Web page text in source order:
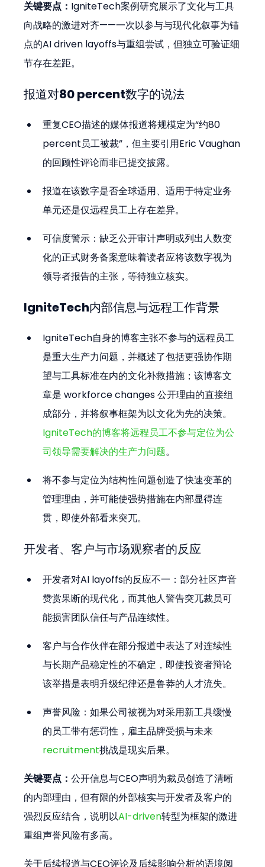
关键要点： IgniteTech案例研究展示了文化与工具
向战略的激进对齐——一次以参与与现代化叙事为锚
点的AI driven layoffs与重组尝试，但独立可验证细
节存在差距。
报道对80 percent数字的说法
重复CEO描述的媒体报道将规模定为“约80
percent员工被裁”，但主要引用Eric Vaughan
的回顾性评论而非已提交披露。
报道在该数字是否全球适用、适用于特定业务
单元还是仅远程员工上存在差异。
可信度警示：缺乏公开审计声明或列出人数变
化的正式财务备案意味着读者应将该数字视为
领导者报告的主张，等待独立核实。
IgniteTech内部信息与远程工作背景
IgniteTech自身的博客主张不参与的远程员工
是重大生产力问题，并概述了包括更强协作期
望与工具标准在内的文化补救措施；该博客文
章是 workforce changes 公开理由的直接组
成部分，并将叙事框架为以文化为先的决策。
IgniteTech的博客将远程员工不参与定位为公
司领导需要解决的生产力问题。
将不参与定位为结构性问题创造了快速变革的
管理理由，并可能使强势措施在内部显得连
贯，即使外部看来突兀。
开发者、客户与市场观察者的反应
开发者对AI layoffs的反应不一：部分社区声音
赞赏果断的现代化，而其他人警告突兀裁员可
能损害团队信任与产品连续性。
客户与合作伙伴在部分报道中表达了对连续性
与长期产品稳定性的不确定，即使投资者辩论
该举措是表明升级纪律还是鲁莽的人才流失。
声誉风险：如果公司被视为对采用新工具缓慢
的员工带有惩罚性，雇主品牌受损与未来
recruitment挑战是现实后果。
关键要点：公开信息与CEO声明为裁员创造了清晰
的内部理由，但有限的外部核实与开发者及客户的
强烈反应结合，说明以AI-driven转型为框架的激进
重组声誉风险有多高。
关于后续报道与CEO评论及后续影响分析的语境阅